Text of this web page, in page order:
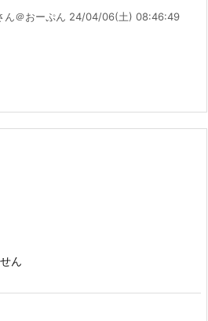
ん＠おーぷん 24/04/06(土) 08:46:49
ん